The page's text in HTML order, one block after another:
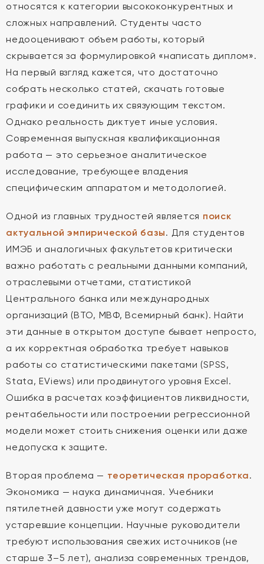
относятся к категории высококонкурентных и
сложных направлений. Студенты часто
недооценивают объем работы, который
скрывается за формулировкой «написать диплом».
На первый взгляд кажется, что достаточно
собрать несколько статей, скачать готовые
графики и соединить их связующим текстом.
Однако реальность диктует иные условия.
Современная выпускная квалификационная
работа — это серьезное аналитическое
исследование, требующее владения
специфическим аппаратом и методологией.
Одной из главных трудностей является поиск
актуальной эмпирической базы. Для студентов
ИМЭБ и аналогичных факультетов критически
важно работать с реальными данными компаний,
отраслевыми отчетами, статистикой
Центрального банка или международных
организаций (ВТО, МВФ, Всемирный банк). Найти
эти данные в открытом доступе бывает непросто,
а их корректная обработка требует навыков
работы со статистическими пакетами (SPSS,
Stata, EViews) или продвинутого уровня Excel.
Ошибка в расчетах коэффициентов ликвидности,
рентабельности или построении регрессионной
модели может стоить снижения оценки или даже
недопуска к защите.
Вторая проблема — теоретическая проработка.
Экономика — наука динамичная. Учебники
пятилетней давности уже могут содержать
устаревшие концепции. Научные руководители
требуют использования свежих источников (не
старше 3–5 лет), анализа современных трендов,